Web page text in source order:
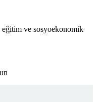
ve sosyoekonomik